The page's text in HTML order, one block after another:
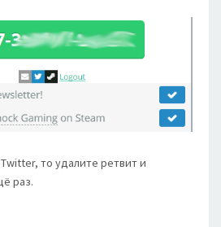
то удалите ретвит и
раз.